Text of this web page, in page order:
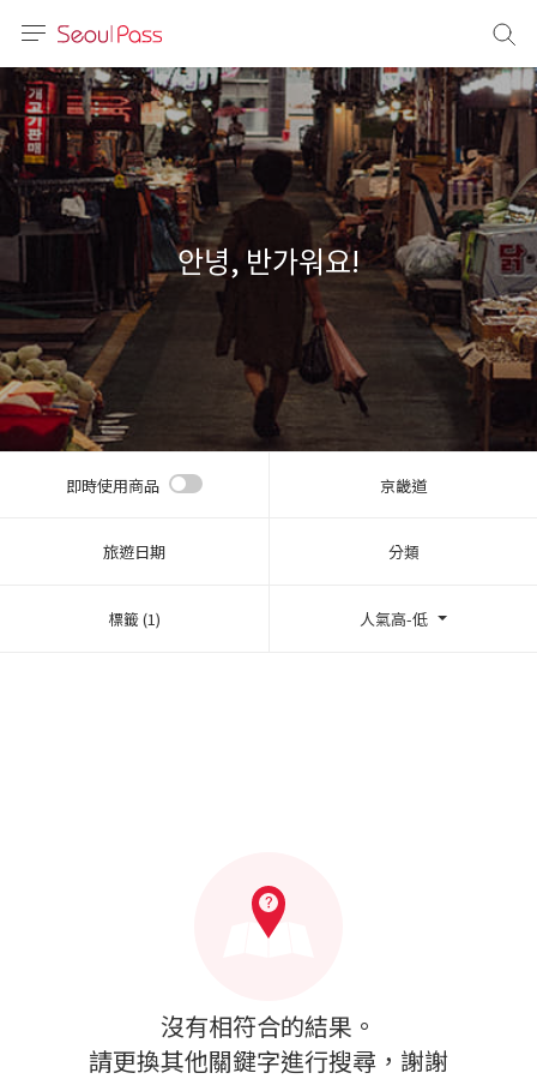
体)
文 (台灣)
안녕, 반가워요!
即時使用商品 京畿道
旅遊日期 分類
標籤 (1) 人氣高-低
沒有相符合的結果。
請更換其他關鍵字進行搜尋，謝謝